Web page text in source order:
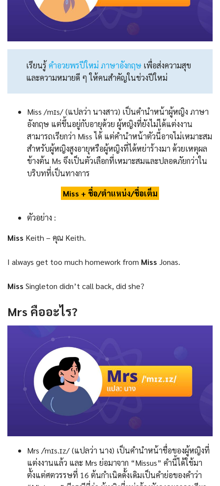
เรียนรู้ คําอวยพรปีใหม่ ภาษาอังกฤษ เพื่อส่งความสุข
และความหมายดี ๆ ให้คนสำคัญในช่วงปีใหม่
Miss /mɪs/ (แปลว่า นางสาว) เป็นคํานําหน้าผู้หญิง ภาษา
อังกฤษ แต่ขึ้นอยู่กับอายุด้วย ผู้หญิงที่ยังไม่ได้แต่งงาน
สามารถเรียกว่า Miss ได้ แต่คำนำหน้าตัวนี้อาจไม่เหมาะสม
สำหรับผู้หญิงสูงอายุหรือผู้หญิงที่ได้หย่าร้างมา ด้วยเหตุผล
ข้างต้น Ms จึงเป็นตัวเลือกที่เหมาะสมและปลอดภัยกว่าใน
บริบทที่เป็นทางการ
Miss + ชื่อ/ตำแหน่ง/ชื่อเต็ม
ตัวอย่าง :
Miss Keith – คุณ Keith.
I always get too much homework from Miss Jonas.
Miss Singleton didn’t call back, did she?
Mrs คืออะไร?
Mrs /ˈmɪs.ɪz/ (แปลว่า นาง) เป็นคำนำหน้าชื่อของผู้หญิงที่
แต่งงานแล้ว และ Mrs ย่อมาจาก “Missus” คำนี้ได้ใช้มา
ตั้งแต่ศตวรรษที่ 16 ต้นกำเนิดดั้งเดิมเป็นคำย่อของคำว่า